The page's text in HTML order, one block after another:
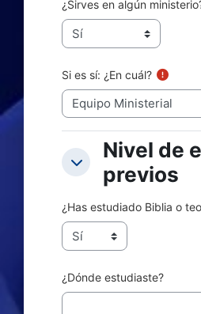
¿Sirves en algún
Si es sí: ¿En cuál?
Nivel de
Nivel de estudios
Nivel de
previos
¿Has estudiado Biblia o
¿Dónde estudiaste?